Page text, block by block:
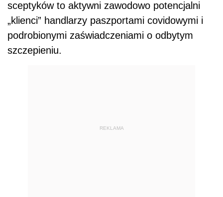
sceptyków to aktywni zawodowo potencjalni
„klienci” handlarzy paszportami covidowymi i
podrobionymi zaświadczeniami o odbytym
szczepieniu.
REKLAMA